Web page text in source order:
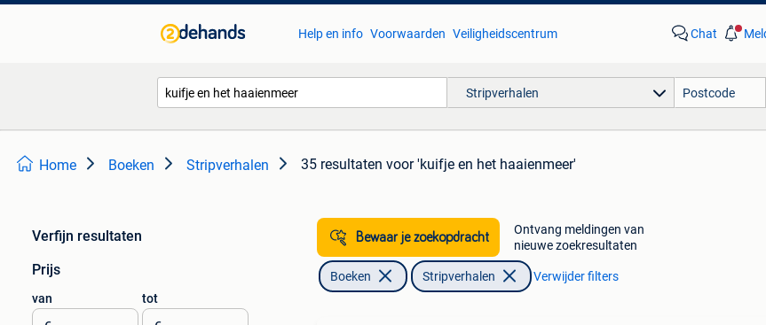
Help en info Voorwaarden Veiligheidscentrum Chat
Stripverhalen
Home Boeken Stripverhalen 35 resultaten voor 'kuifje en het haaienmeer'
Verfijn resultaten
Prijs
van tot
Bewaar je zoekopdracht
Ontvang meldingen van
nieuwe zoekresultaten
Boeken Stripverhalen Verwijder filters